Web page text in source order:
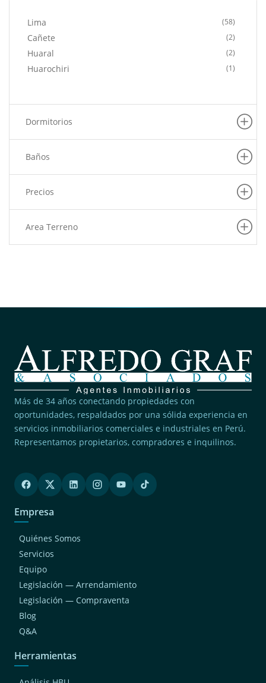
Lima (58)
Cañete (2)
Huaral (2)
Huarochiri (1)
Dormitorios
Baños
Precios
Area Terreno
Más de 34 años conectando propiedades con
oportunidades, respaldados por una sólida experiencia en
servicios inmobiliarios comerciales e industriales en Perú.
Representamos propietarios, compradores e inquilinos.
Empresa
Quiénes Somos
Servicios
Equipo
Legislación — Arrendamiento
Legislación — Compraventa
Blog
Q&A
Herramientas